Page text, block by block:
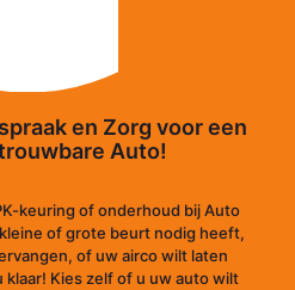
en Zorg voor een
Auto!
keuring of onderhoud bij Auto
of grote beurt nodig heeft,
of uw airco wilt laten
klaar! Kies zelf of u uw auto wilt